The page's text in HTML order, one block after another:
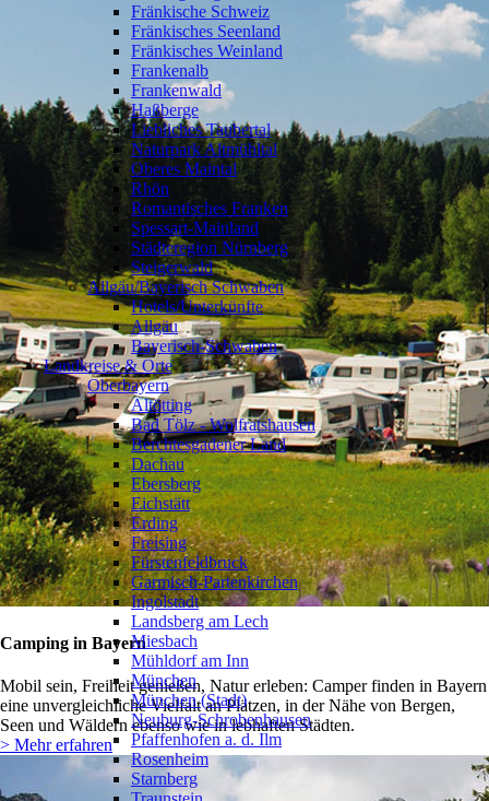
Camping in Bayern
Mobil sein, Freiheit genießen, Natur erleben: Camper finden in Bayern
eine unvergleichliche Vielfalt an Plätzen, in der Nähe von Bergen,
Seen und Wäldern ebenso wie in lebhaften Städten.
> Mehr erfahren
Fränkische Schweiz
Fränkisches Seenland
Fränkisches Weinland
Frankenalb
Frankenwald
Haßberge
Liebliches Taubertal
Naturpark Altmühltal
Oberes Maintal
Rhön
Romantisches Franken
Spessart-Mainland
Städteregion Nürnberg
Steigerwald
Allgäu/Bayerisch Schwaben
❯
Hotels/Unterkünfte
Allgäu
Bayerisch-Schwaben
Landkreise & Orte
Oberbayern
❯
Altötting
Bad Tölz - Wolfratshausen
Berchtesgadener Land
Dachau
Ebersberg
Eichstätt
Erding
Freising
Fürstenfeldbruck
Garmisch-Partenkirchen
Ingolstadt
Landsberg am Lech
Miesbach
Mühldorf am Inn
München
München (Stadt)
Neuburg-Schrobenhausen
Pfaffenhofen a. d. Ilm
Rosenheim
Starnberg